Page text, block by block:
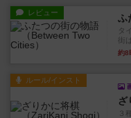
レビュー ふ
タ
街
約8
ルール/インスト
ざ
３